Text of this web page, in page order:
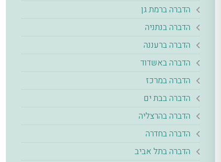
הדברה ברמת גן
הדברה בנתניה
הדברה ברעננה
הדברה באשדוד
הדברה במרכז
הדברה בבת ים
הדברה בהרצליה
הדברה בחדרה
הדברה בתל אביב